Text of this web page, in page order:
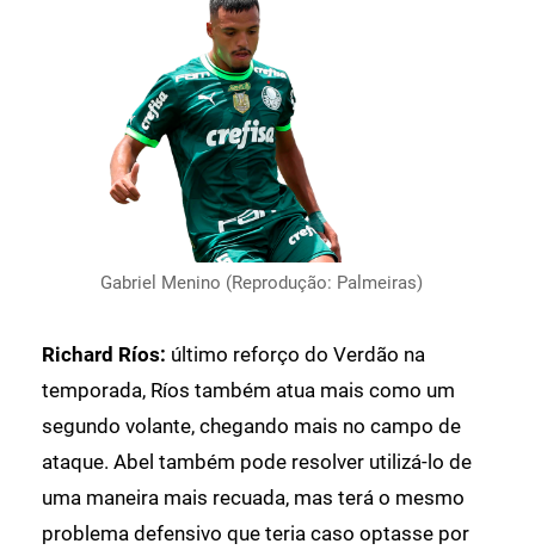
Gabriel Menino (Reprodução: Palmeiras)
Richard Ríos: último reforço do Verdão na
temporada, Ríos também atua mais como um
segundo volante, chegando mais no campo de
ataque. Abel também pode resolver utilizá-lo de
uma maneira mais recuada, mas terá o mesmo
problema defensivo que teria caso optasse por